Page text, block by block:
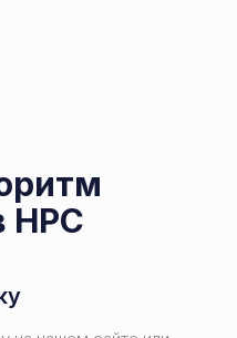
НРС